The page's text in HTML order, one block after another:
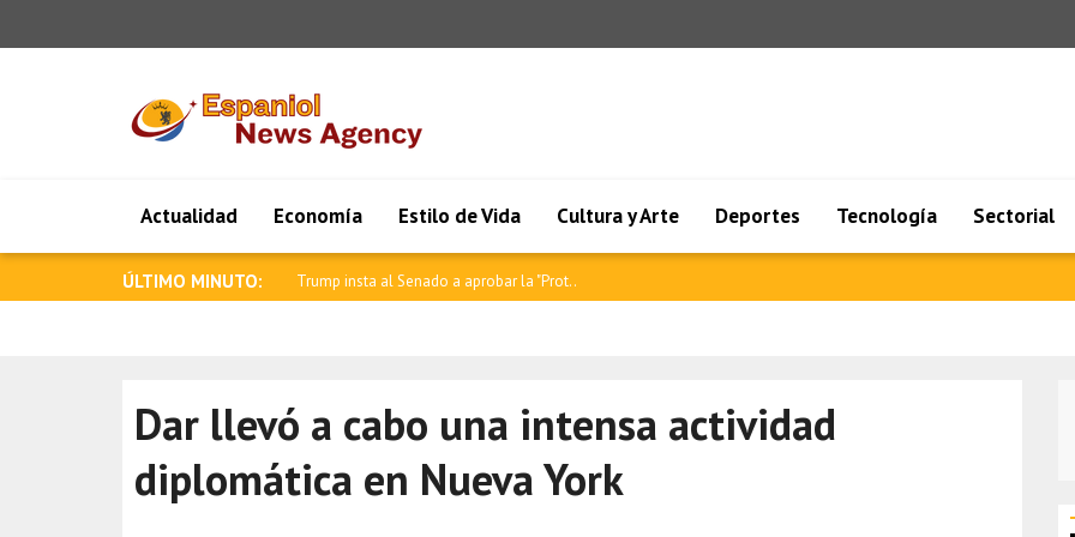
Actualidad Economía Estilo de Vida Cultura y Arte Deportes Tecnología Sectorial
ÚLTIMO MINUTO: Nueva etapa en las relaciones entre Cana..
Dar llevó a cabo una intensa actividad
diplomática en Nueva York